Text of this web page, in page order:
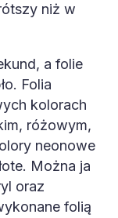
niż w
a folie
Folia
kolorach
różowym,
neonowe
Można ja
oraz
folią